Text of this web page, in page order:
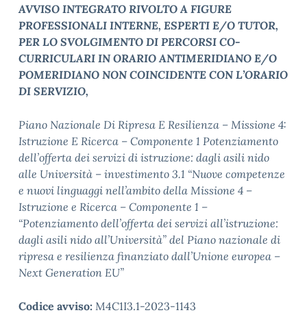
AVVISO INTEGRATO RIVOLTO A FIGURE
PROFESSIONALI INTERNE, ESPERTI E/O TUTOR,
PER LO SVOLGIMENTO DI PERCORSI CO-
CURRICULARI IN ORARIO ANTIMERIDIANO E/O
POMERIDIANO NON COINCIDENTE CON L’ORARIO
DI SERVIZIO,
Piano Nazionale Di Ripresa E Resilienza – Missione 4:
Istruzione E Ricerca – Componente 1 Potenziamento
dell’offerta dei servizi di istruzione: dagli asili nido
alle Università – investimento 3.1 “Nuove competenze
e nuovi linguaggi nell’ambito della Missione 4 –
Istruzione e Ricerca – Componente 1 –
“Potenziamento dell’offerta dei servizi all’istruzione:
dagli asili nido all’Università” del Piano nazionale di
ripresa e resilienza finanziato dall’Unione europea –
Next Generation EU”
Codice avviso: M4C1I3.1-2023-1143